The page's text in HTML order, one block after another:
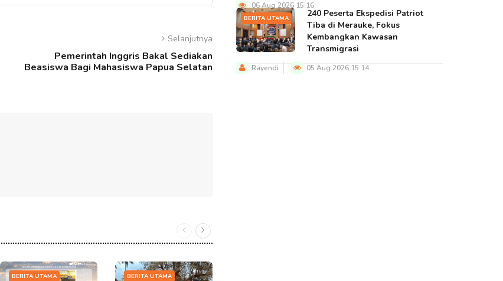
Selanjutnya
Pemerintah Inggris Bakal Sediakan
Beasiswa Bagi Mahasiswa Papua Selatan
BERITA UTAMA BERITA UTAMA
06 Aug 2026 15:16
BERITA UTAMA
240 Peserta Ekspedisi Patriot
Tiba di Merauke, Fokus
Kembangkan Kawasan
Transmigrasi
Rayendi 05 Aug 2026 15:14